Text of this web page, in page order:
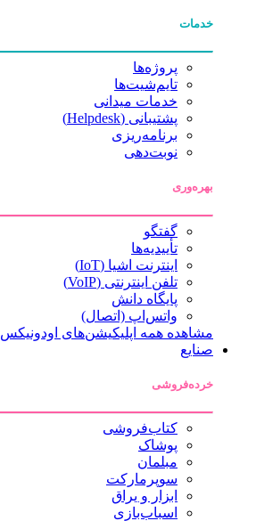
خدمات
پروژه‌ها
تایم‌شیت‌ها
خدمات میدانی
پشتیبانی (Helpdesk)
برنامه‌ریزی
نوبت‌دهی
بهره‌وری
گفتگو
تأییدیه‌ها
اینترنت اشیا (IoT)
تلفن اینترنتی (VoIP)
پایگاه دانش
واتس‌اپ (اتصال)
مشاهده همه اپلیکیشن‌های اودونیکس
صنایع
خرده‌فروشی
کتاب‌فروشی
پوشاک
مبلمان
سوپرمارکت
ابزار و یراق
اسباب‌بازی